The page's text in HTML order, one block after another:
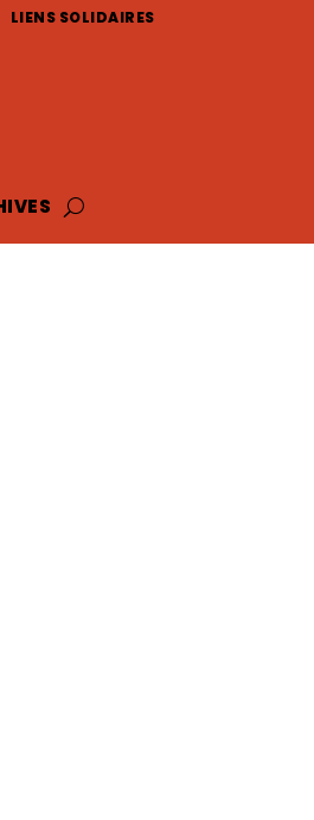
LIENS SOLIDAIRES